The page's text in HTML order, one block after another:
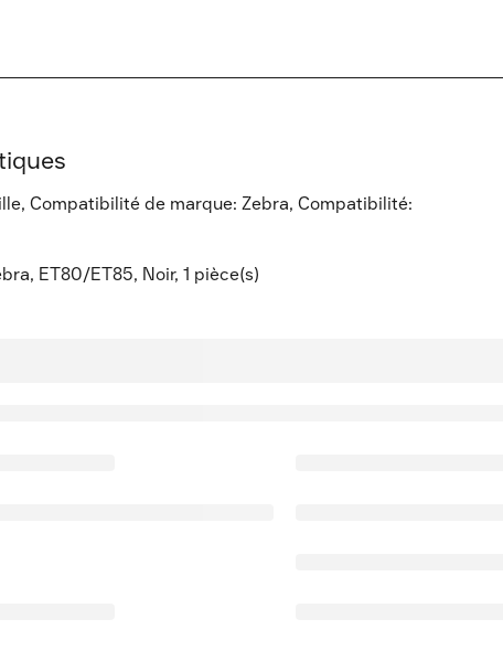
Compatibilité de marque: Zebra, Compatibilité:
ET80/ET85, Noir, 1 pièce(s)